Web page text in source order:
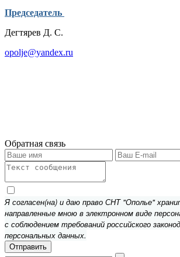
Председатель
Дегтярев Д. С.
opolje@yandex.ru
Обратная связь
Я согласен(на) и даю право СНТ "Ополье"
направленные мною в электронном виде
с соблюдением требований российского
персональных данных.
Отправить